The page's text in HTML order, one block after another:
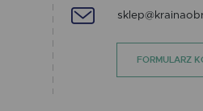
FORMULARZ